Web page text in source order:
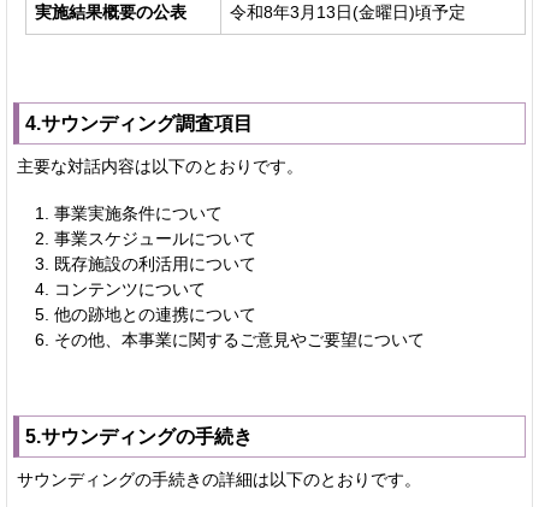
実施結果概要の公表 令和8年3月13日(金曜日)頃予定
4.サウンディング調査項目
主要な対話内容は以下のとおりです。
事業実施条件について
事業スケジュールについて
既存施設の利活用について
コンテンツについて
他の跡地との連携について
その他、本事業に関するご意見やご要望について
5.サウンディングの手続き
サウンディングの手続きの詳細は以下のとおりです。